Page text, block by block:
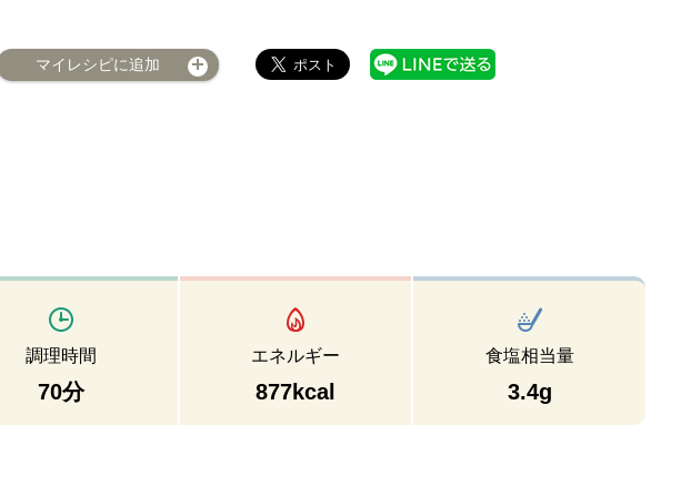
マイレシピに追加
調理時間
70分
エネルギー
877kcal
食塩相当量
3.4g